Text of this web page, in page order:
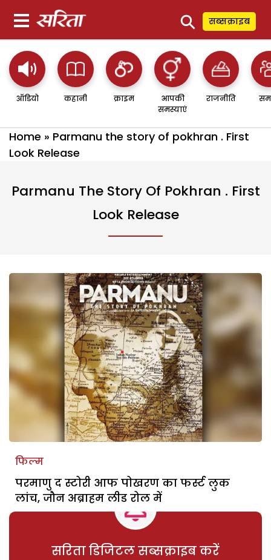
⚲ सब्सक्राइब
ऑडियो कहानी क्राइम
आपकी
समस्याएं
राजनीति
Home » Parmanu the story of pokhran . First
Look Release
Parmanu The Story Of Pokhran . First
Look Release
फिल्म
परमाणु द स्टोरी आफ पोखरण का फर्स्ट लुक
लांच, जौन अब्राहम लीड रोल में
सरिता डिजिटल सब्सक्राइब करें